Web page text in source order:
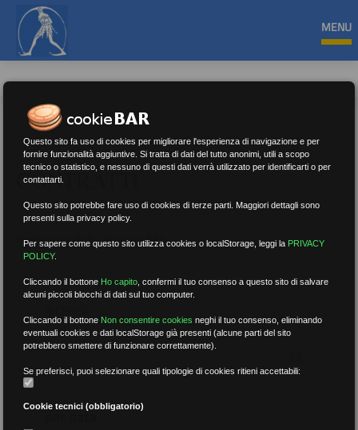
MENU
CONTRATTI
Nessun risultato.Rimuovi filtri
per data
Questo sito fa uso di cookies per migliorare l'esperienza di navigazione e per
fornire funzionalità aggiuntive. Si tratta di dati del tutto anonimi, utili a scopo
tecnico o statistico, e nessuno di questi dati verrà utilizzato per identificarti o per
contattarti.
Questo sito potrebbe fare uso di cookies di terze parti. Maggiori dettagli sono
presenti sulla privacy policy.
Per sapere come questo sito utilizza cookies o localStorage, leggi la PRIVACY
POLICY.
Cliccando il bottone Ho capito ,confermi il tuo consenso a questo sito di salvare
alcuni piccoli blocchi di dati sul tuo computer.
Cliccando il bottone Non consentire cookies neghi il tuo consenso, eliminando
eventuali cookies e dati localStorage già presenti (alcune parti del sito
potrebbero smettere di funzionare correttamente).
Se preferisci, puoi selezionare quali tipologie di cookies ritieni accettabili:
Cookie tecnici (obbligatorio)